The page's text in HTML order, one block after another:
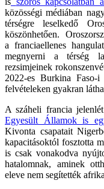
közösségi médiában
térségre leselkedő
köszönhetően.
a franciaellenes
megnyerni a térség
rezsimjeinek
2022-es Burkina
felvételeken gyakran
A száheli francia
Egyesült Államok is
Kivonta csapatait
kapacitásoktól fosztotta
is csak vonakodva
hatalomnak, aminek
eleve nem segítették